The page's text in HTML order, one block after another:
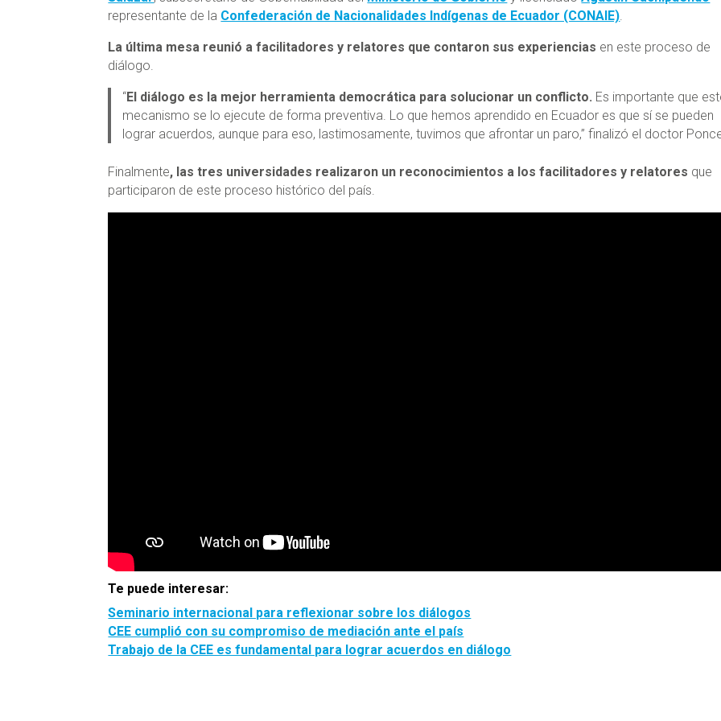
representante de la Confederación de Nacionalidades Indígenas de Ecuador (CONAIE)
La última mesa reunió a facilitadores y relatores que contaron sus experiencias en este proceso de
diálogo.
“El diálogo es la mejor herramienta democrática para solucionar un conflicto. Es importante que
mecanismo se lo ejecute de forma preventiva. Lo que hemos aprendido en Ecuador es que sí se pueden
lograr acuerdos, aunque para eso, lastimosamente, tuvimos que afrontar un paro,” finalizó el doctor
Finalmente, las tres universidades realizaron un reconocimientos a los facilitadores y relatores que
participaron de este proceso histórico del país.
Te puede interesar:
Seminario internacional para reflexionar sobre los diálogos
CEE cumplió con su compromiso de mediación ante el país
Trabajo de la CEE es fundamental para lograr acuerdos en diálogo